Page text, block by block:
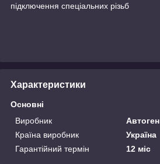
підключення спеціальних різьб
Характеристики
Основні
Виробник
Автоген
Країна виробник
Україна
Гарантійний термін
12 міс